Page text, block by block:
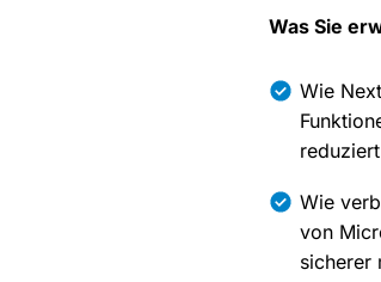
Was Sie
Wie
reduziert
Wie
von
sicherer